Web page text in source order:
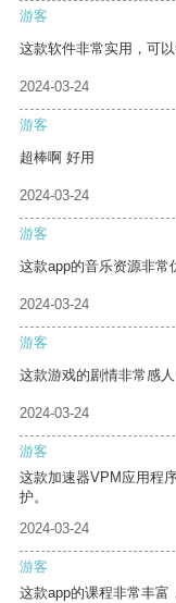
游客
这款软件非常实用，可
2024-03-24
游客
超棒啊 好用
2024-03-24
游客
这款app的音乐资源非常
2024-03-24
游客
这款游戏的剧情非常感
2024-03-24
游客
这款加速器VPM应用程
护。
2024-03-24
游客
这款app的课程非常丰富